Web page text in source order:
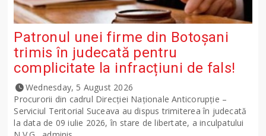
Patronul unei firme din Botoșani
trimis în judecată pentru
complicitate la infracțiuni de fals!
Wednesday, 5 August 2026
Procurorii din cadrul Direcției Naționale Anticorupție –
Serviciul Teritorial Suceava au dispus trimiterea în judecată
la data de 09 iulie 2026, în stare de libertate, a inculpatului